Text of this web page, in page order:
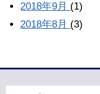
2018年9月 (1)
2018年8月 (3)